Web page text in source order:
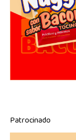
Patrocinado